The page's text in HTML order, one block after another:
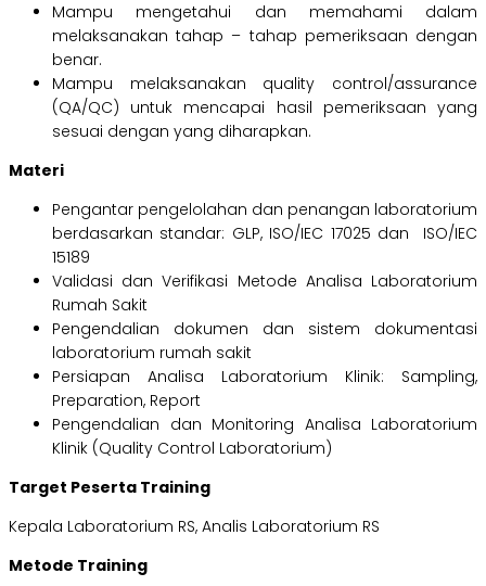
Mampu mengetahui dan memahami dalam
melaksanakan tahap – tahap pemeriksaan dengan
benar.
Mampu melaksanakan quality control/assurance
(QA/QC) untuk mencapai hasil pemeriksaan yang
sesuai dengan yang diharapkan.
Materi
Pengantar pengelolahan dan penangan laboratorium
berdasarkan standar: GLP, ISO/IEC 17025 dan ISO/IEC
15189
Validasi dan Verifikasi Metode Analisa Laboratorium
Rumah Sakit
Pengendalian dokumen dan sistem dokumentasi
laboratorium rumah sakit
Persiapan Analisa Laboratorium Klinik: Sampling,
Preparation, Report
Pengendalian dan Monitoring Analisa Laboratorium
Klinik (Quality Control Laboratorium)
Target Peserta Training
Kepala Laboratorium RS, Analis Laboratorium RS
Metode Training